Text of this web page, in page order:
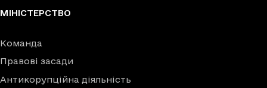
МІНІСТЕРСТВО
Команда
Правові засади
Антикорупційна діяльність